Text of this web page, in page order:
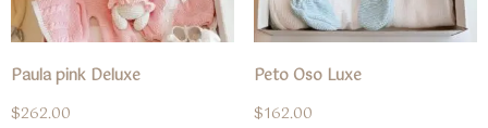
Paula pink Deluxe
$262.00
Peto Oso Luxe
$162.00